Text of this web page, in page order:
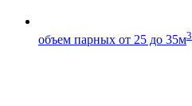
объем парных от 25 до 35м3